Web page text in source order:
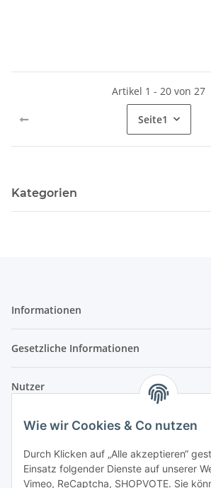
Wie wir Cookies & Co nutzen
Durch Klicken auf „Alle akzeptieren“
Einsatz folgender Dienste auf unserer
Vimeo, ReCaptcha, SHOPVOTE. Sie
Artikel 1 - 20 von 27
Seite1
Kategorien
Informationen
Gesetzliche Informationen
Nutzer